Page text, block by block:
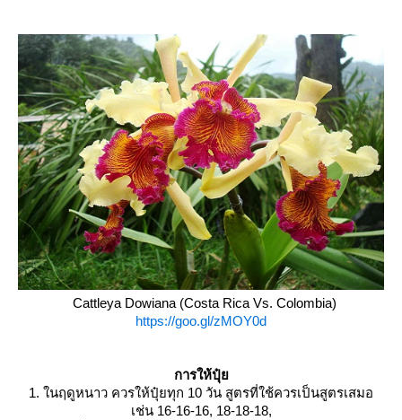
Cattleya Dowiana (Costa Rica Vs. Colombia)
https://goo.gl/zMOY0d
การให้ปุ๋
1. ในฤดูหนาว ควรให้ปุ๋ยทุก 10 วัน สูตรที่ใช้ควรเป็นสูตรเสมอ
เช่น 16-16-16, 18-18-18,